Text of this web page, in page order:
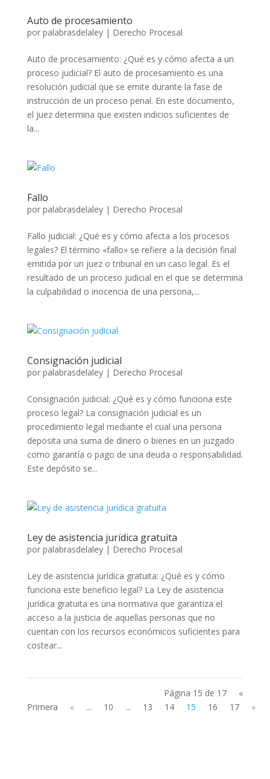
Auto de procesamiento
por palabrasdelaley| Derecho Procesal
Auto de procesamiento: ¿Qué es y cómo afecta a un
proceso judicial? El auto de procesamiento es una
resolución judicial que se emite durante la fase de
instrucción de un proceso penal. En este documento,
el juez determina que existen indicios suficientes de
la...
Fallo
por palabrasdelaley| Derecho Procesal
Fallo judicial: ¿Qué es y cómo afecta a los procesos
legales? El término «fallo» se refiere a la decisión final
emitida por un juez o tribunal en un caso legal. Es el
resultado de un proceso judicial en el que se determina
la culpabilidad o inocencia de una persona,...
Consignación judicial
por palabrasdelaley| Derecho Procesal
Consignación judicial: ¿Qué es y cómo funciona este
proceso legal? La consignación judicial es un
procedimiento legal mediante el cual una persona
deposita una suma de dinero o bienes en un juzgado
como garantía o pago de una deuda o responsabilidad.
Este depósito se...
Ley de asistencia jurídica gratuita
por palabrasdelaley| Derecho Procesal
Ley de asistencia jurídica gratuita: ¿Qué es y cómo
funciona este beneficio legal? La Ley de asistencia
jurídica gratuita es una normativa que garantiza el
acceso a la justicia de aquellas personas que no
cuentan con los recursos económicos suficientes para
costear...
Página 15 de 17
«
Primera
« ... 10 ... 13 14 15 16 17 »